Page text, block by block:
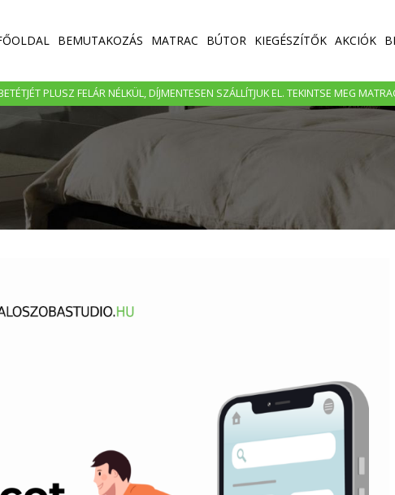
BEMUTAKOZÁS MATRAC BÚTOR KIEGÉSZÍTŐK AKCIÓK
PLUSZ FELÁR NÉLKÜL, DÍJMENTESEN SZÁLLÍTJUK EL. TEKINTSE MEG